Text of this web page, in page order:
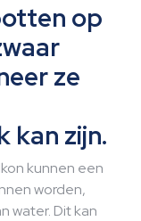
op
ze
kan zijn.
kunnen een
worden,
water. Dit kan